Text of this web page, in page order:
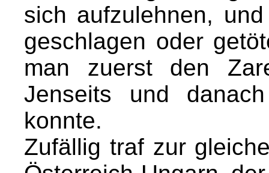
sich aufzulehnen,
geschlagen oder
man zuerst den
Jenseits und
konnte.
Zufällig traf zur